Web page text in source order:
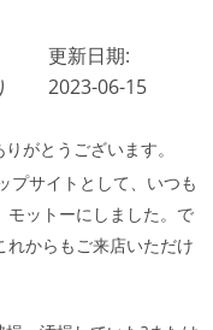
更新日期:
2023-06-15
がとうございます。
プサイトとして、いつも
モットーにしました。で
からもご来店いただけ